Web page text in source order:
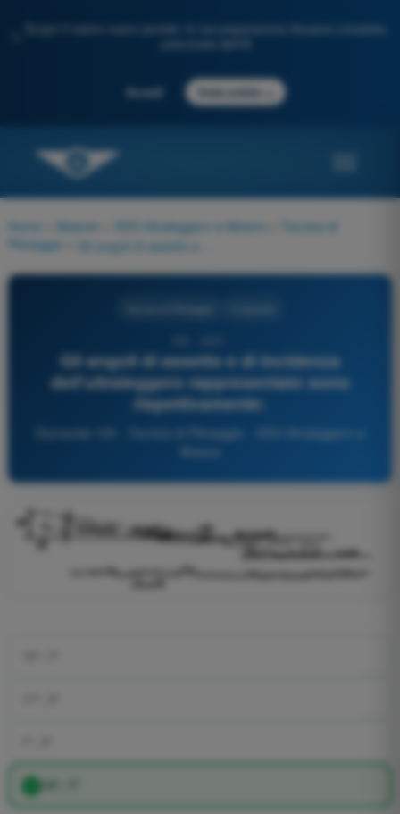
Scopri il nostro nuovo portale: la tua preparazione d'esame completa,
Accedi Inizia subito
Home Materie VDS Ultraleggero a Motore
Tecnica di
Pilotaggio
Gli angoli di assetto e di incidenza
dell'ultraleggero rappresentato sono
rispettivamente:
Domanda 193 - Tecnica di Pilotaggio - VDS Ultraleggero a
10°; 7°